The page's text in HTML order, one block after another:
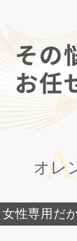
オレ
女性専用だ